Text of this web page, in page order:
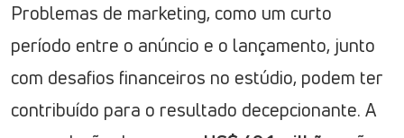
Problemas de marketing, como um curto
período entre o anúncio e o lançamento, junto
com desafios financeiros no estúdio, podem ter
contribuído para o resultado decepcionante. A